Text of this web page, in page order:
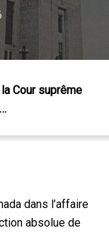
Cour suprême
dans l’affaire
absolue de